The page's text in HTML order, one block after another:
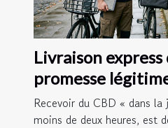
Livraison express
promesse
marketing ?
Recevoir du CBD « dans
moins de deux heures, est